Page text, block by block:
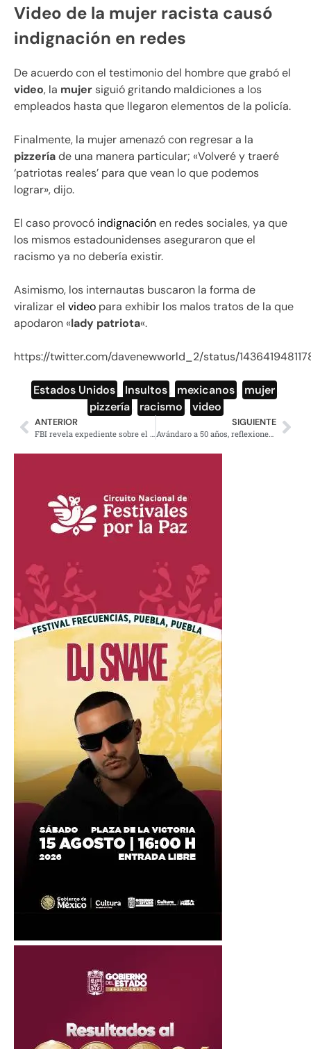
Video de la mujer racista causó
indignación en redes
De acuerdo con el testimonio del hombre que grabó el
video, la mujersiguió gritando maldiciones a los
empleados hasta que llegaron elementos de la policía.
Finalmente, la mujer amenazó con regresar a la
pizzeríade una manera particular; «Volveré y traeré
‘patriotas reales’ para que vean lo que podemos
lograr», dijo.
El caso provocó indignaciónen redes sociales, ya que
los mismos estadounidenses aseguraron que el
racismo ya no debería existir.
Asimismo, los internautas buscaron la forma de
viralizar el video para exhibir los malos tratos de la que
apodaron «lady patriota«.
https://twitter.com/davenewworld_2/status/
Estados Unidos Insultos mexicanos mujer
pizzería
racismo video
ANTERIOR SIGUIENTE
Avándaro a 50 años, reflexiones en torno a un hito de la historia del rock mexicano